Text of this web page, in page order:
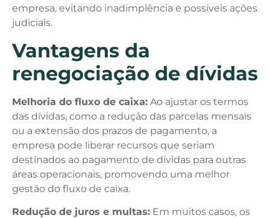
empresa, evitando inadimplência e possíveis ações
judiciais.
Vantagens da
renegociação de dívidas
Melhoria do fluxo de caixa: Ao ajustar os termos
das dívidas, como a redução das parcelas mensais
ou a extensão dos prazos de pagamento, a
empresa pode liberar recursos que seriam
destinados ao pagamento de dívidas para outras
áreas operacionais, promovendo uma melhor
gestão do fluxo de caixa.
Redução de juros e multas: Em muitos casos, os